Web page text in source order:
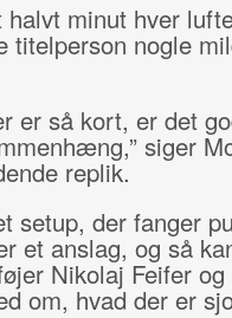
minut hver
nogle
er så kort, er det
siger
replik.
setup, der fanger
et anslag, og så
Nikolaj Feifer
om, hvad der er